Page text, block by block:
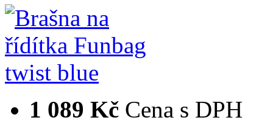
1 089 Kč Cena s DPH